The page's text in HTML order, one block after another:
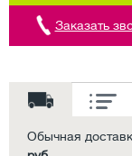
Заказать
Обычная